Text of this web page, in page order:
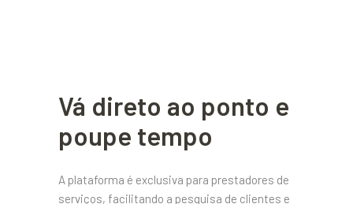
Vá direto ao ponto e
poupe tempo
A plataforma é exclusiva para prestadores de
serviços, facilitando a pesquisa de clientes e